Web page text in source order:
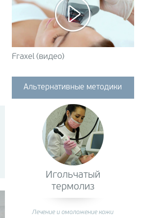
Fraxel (видео)
Альтернативные методики
Игольчатый
термолиз
Лечение и омоложение кожи